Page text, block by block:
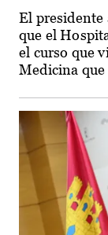
El presidente
que el
el curso que
Medicina